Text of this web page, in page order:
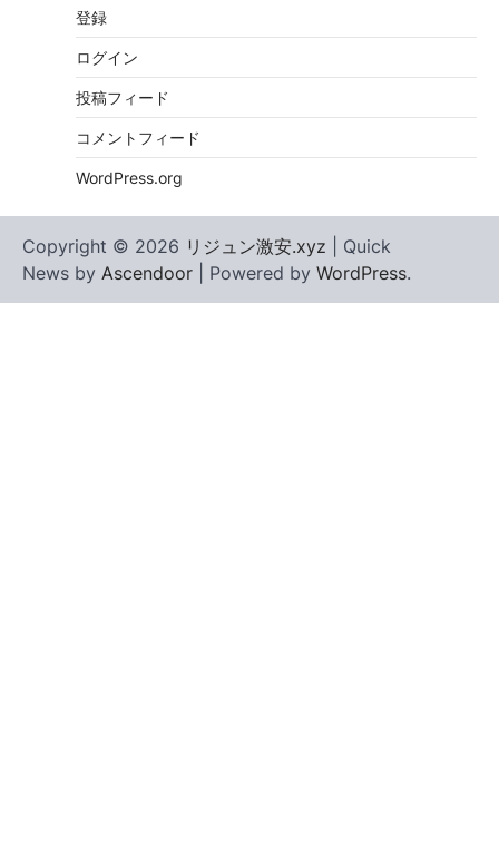
登録
ログイン
投稿フィード
コメントフィード
WordPress.org
Copyright © 2026 リジュン激安.xyz | Quick
News by Ascendoor | Powered by WordPress.